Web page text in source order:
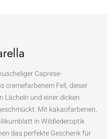
Caprese-
cremefarbenem Fell, dieser
Lächeln und einer dicken
Mit kakaofarbenen,
in Wildlederoptik
das perfekte Geschenk für